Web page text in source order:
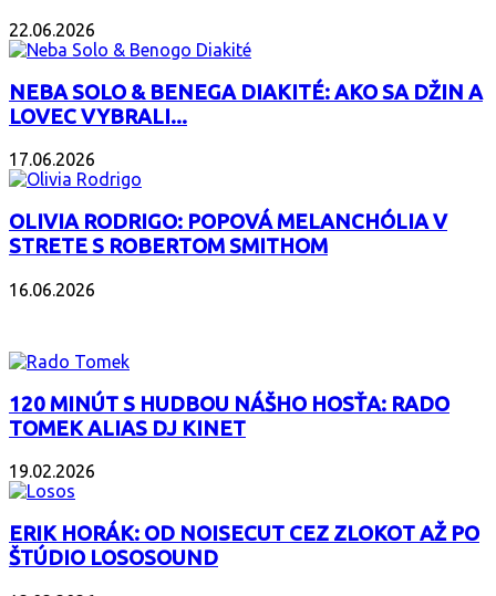
22.06.2026
NEBA SOLO & BENEGA DIAKITÉ: AKO SA DŽIN A
LOVEC VYBRALI...
17.06.2026
OLIVIA RODRIGO: POPOVÁ MELANCHÓLIA V
STRETE S ROBERTOM SMITHOM
16.06.2026
120 MINÚT S HUDBOU NÁŠHO HOSŤA: RADO
TOMEK ALIAS DJ KINET
19.02.2026
ERIK HORÁK: OD NOISECUT CEZ ZLOKOT AŽ PO
ŠTÚDIO LOSOSOUND